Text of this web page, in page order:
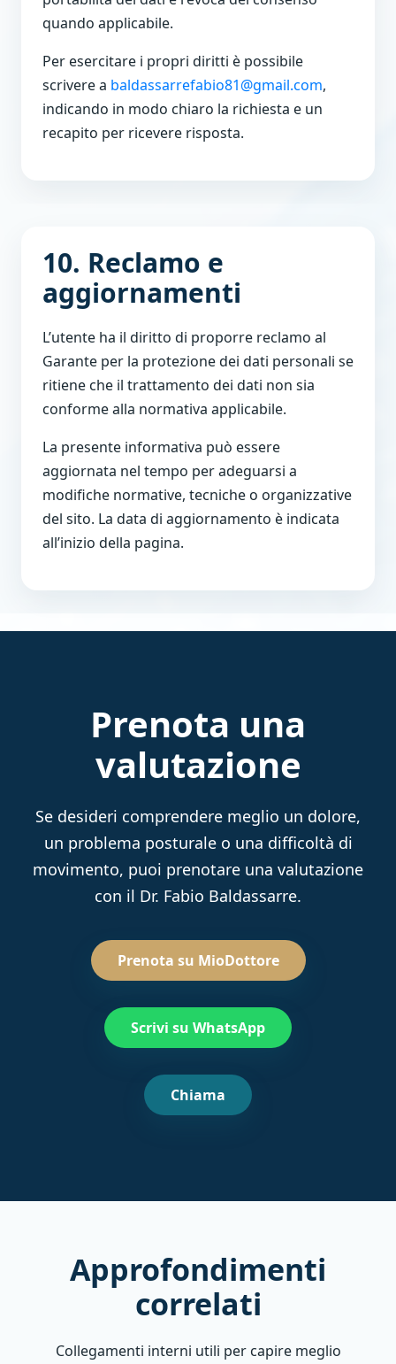
quando applicabile.
Per esercitare i propri diritti è possibile
scrivere a baldassarrefabio81@gmail.com,
indicando in modo chiaro la richiesta e un
recapito per ricevere risposta.
10. Reclamo e
aggiornamenti
L’utente ha il diritto di proporre reclamo al
Garante per la protezione dei dati personali se
ritiene che il trattamento dei dati non sia
conforme alla normativa applicabile.
La presente informativa può essere
aggiornata nel tempo per adeguarsi a
modifiche normative, tecniche o organizzative
del sito. La data di aggiornamento è indicata
all’inizio della pagina.
Prenota una
valutazione
Se desideri comprendere meglio un dolore,
un problema posturale o una difficoltà di
movimento, puoi prenotare una valutazione
con il Dr. Fabio Baldassarre.
Prenota su MioDottore
Scrivi su WhatsApp
Chiama
Approfondimenti
correlati
Collegamenti interni utili per capire meglio